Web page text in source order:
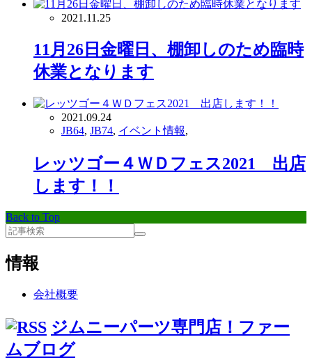
2021.11.25
11月26日金曜日、棚卸しのため臨時
休業となります
2021.09.24
JB64, JB74, イベント情報,
レッツゴー４ＷＤフェス2021 出店
します！！
Back to Top
情報
会社概要
ジムニーパーツ専門店！ファー
ムブログ